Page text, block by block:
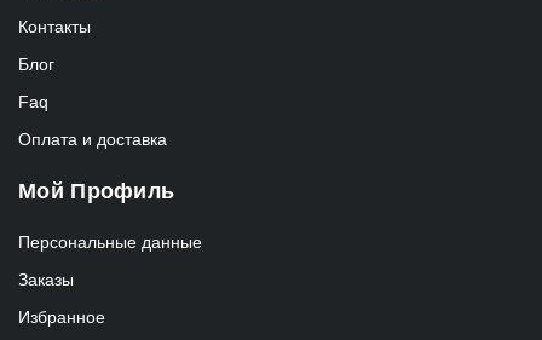
Контакты
Блог
Faq
Оплата и доставка
Мой Профиль
Персональные данные
Заказы
Избранное